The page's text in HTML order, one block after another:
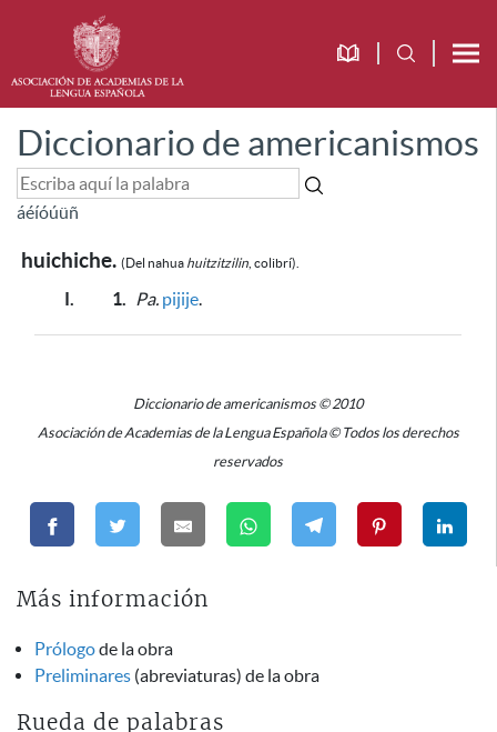
Diccionario de americanismos
áéíóúüñ
huichiche. (Del nahua huitzitzilin , colibrí).
I. 1. Pa. pijije.
Diccionario de americanismos © 2010
Asociación de Academias de la Lengua Española © Todos los derechos
reservados
Más información
Prólogode la obra
Preliminares (abreviaturas) de la obra
Rueda de palabras